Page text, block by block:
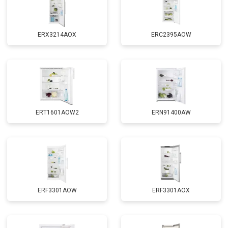
ERX3214AOX ERC2395AOW
ERT1601AOW2 ERN91400AW
ERF3301AOW ERF3301AOX